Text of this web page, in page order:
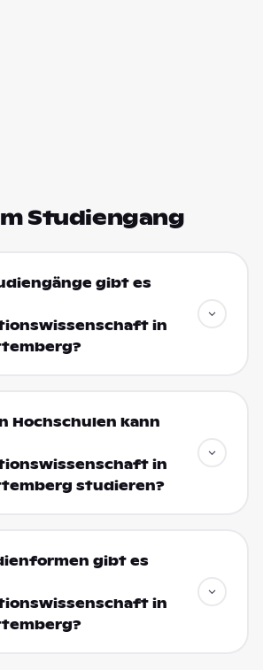
Studiengang
gibt es
in
Hochschulen kann
in
studieren?
gibt es
in